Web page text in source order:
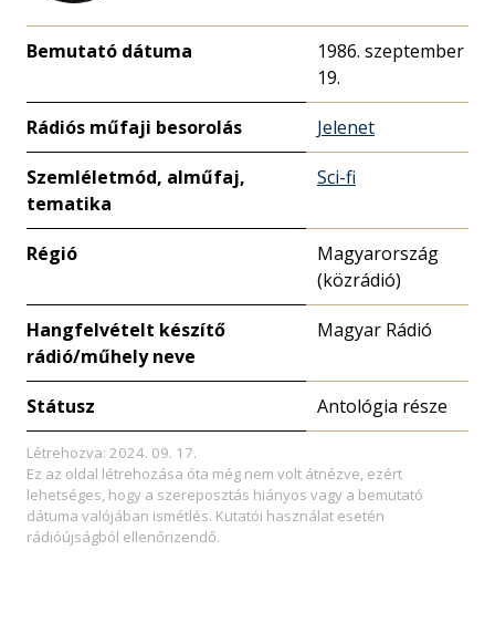
Bemutató dátuma
1986. szeptember
19.
Rádiós műfaji besorolás Jelenet
Szemléletmód, alműfaj,
tematika
Sci-fi
Régió
Magyarország
(közrádió)
Hangfelvételt készítő
rádió/műhely neve
Magyar Rádió
Státusz Antológia része
Létrehozva: 2024. 09. 17.
Ez az oldal létrehozása óta még nem volt átnézve, ezért
lehetséges, hogy a szereposztás hiányos vagy a bemutató
dátuma valójában ismétlés. Kutatói használat esetén
rádióújságból ellenőrizendő.